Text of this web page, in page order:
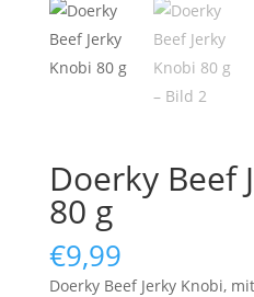
Doerky Beef
80 g
€9,99
Doerky Beef Jerky Knobi,